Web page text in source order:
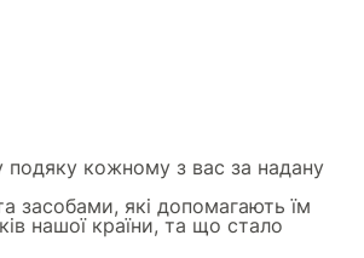
подяку кожному з вас за надану
засобами, які допомагають їм
нашої країни, та що стало